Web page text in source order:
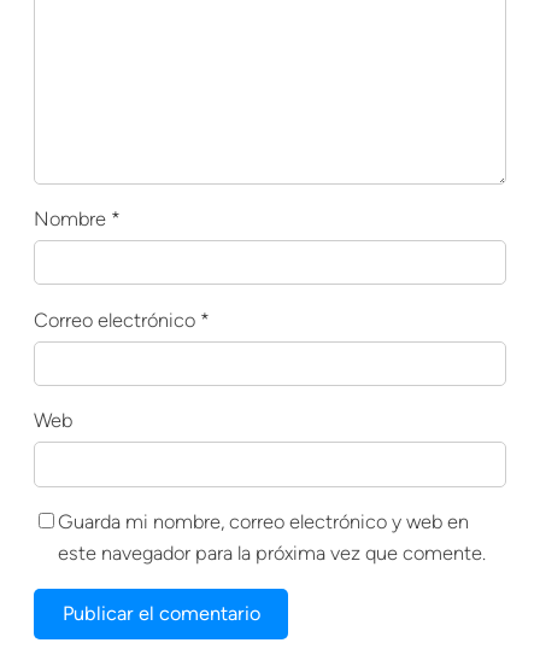
Nombre *
Correo electrónico *
Web
Guarda mi nombre, correo electrónico y web en
este navegador para la próxima vez que comente.